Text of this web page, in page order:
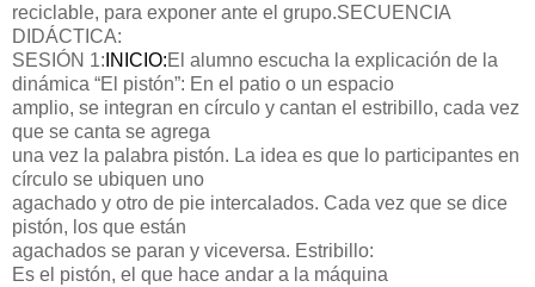
reciclable, para exponer ante el grupo.SECUENCIA
DIDÁCTICA:
SESIÓN 1: INICIO:El alumno escucha la explicación de la
dinámica “El pistón”: En el patio o un espacio
amplio, se integran en círculo y cantan el estribillo, cada vez
que se canta se agrega
una vez la palabra pistón. La idea es que lo participantes en
círculo se ubiquen uno
agachado y otro de pie intercalados. Cada vez que se dice
pistón, los que están
agachados se paran y viceversa. Estribillo:
Es el pistón, el que hace andar a la máquina